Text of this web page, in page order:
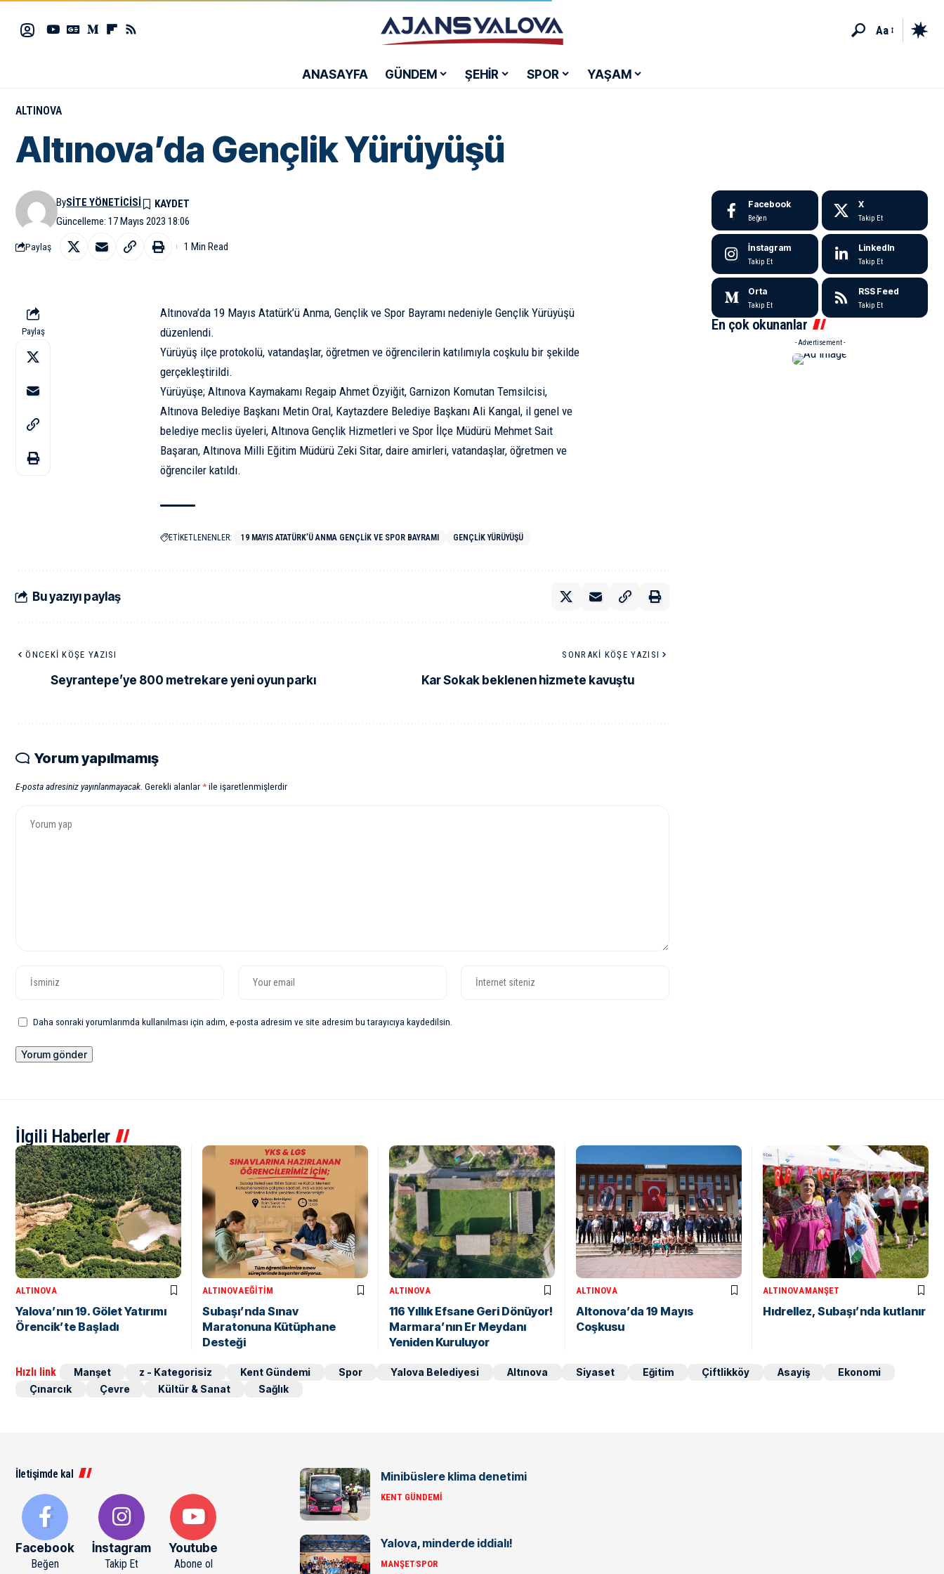
Aa
ANASAYFA GÜNDEM ŞEHİR SPOR YAŞAM
ALTINOVA
Altınova’da Gençlik Yürüyüşü
Güncelleme: 17 Mayıs 2023 18:06
BySITE YÖNETICISI
Paylaş 1 Min Read
Paylaş
Altınova’da 19 Mayıs Atatürk’ü Anma, Gençlik ve Spor Bayramı nedeniyle Gençlik Yürüyüşü
düzenlendi.
Yürüyüş ilçe protokolü, vatandaşlar, öğretmen ve öğrencilerin katılımıyla coşkulu bir şekilde
gerçekleştirildi.
Yürüyüşe; Altınova Kaymakamı Regaip Ahmet Özyiğit, Garnizon Komutan Temsilcisi,
Altınova Belediye Başkanı Metin Oral, Kaytazdere Belediye Başkanı Ali Kangal, il genel ve
belediye meclis üyeleri, Altınova Gençlik Hizmetleri ve Spor İlçe Müdürü Mehmet Sait
Başaran, Altınova Milli Eğitim Müdürü Zeki Sitar, daire amirleri, vatandaşlar, öğretmen ve
öğrenciler katıldı.
ETİKETLENENLER: 19 MAYIS ATATÜRK’Ü ANMA GENÇLIK VE SPOR BAYRAMI GENÇLIK YÜRÜYÜŞÜ
Bu yazıyı paylaş
ÖNCEKI KÖŞE YAZISI
Seyrantepe’ye 800 metrekare yeni oyun parkı
SONRAKI KÖŞE YAZISI
Kar Sokak beklenen hizmete kavuştu
Yorum yapılmamış
E-posta adresiniz yayınlanmayacak. Gerekli alanlar*ile işaretlenmişlerdir
Daha sonraki yorumlarımda kullanılması için adım, e-posta adresim ve site adresim bu tarayıcıya kaydedilsin.
Facebook
Beğen
X
Takip Et
İnstagram
Takip Et
LinkedIn
Takip Et
Orta
Takip Et
RSS Feed
Takip Et
En çok okunanlar
- Advertisement -
İlgili Haberler
ALTINOVA
Yalova’nın 19. Gölet Yatırımı
Örencik’te Başladı
ALTINOVAEĞITIM
Subaşı’nda Sınav
Maratonuna Kütüphane
Desteği
ALTINOVA
116 Yıllık Efsane Geri Dönüyor!
Marmara’nın Er Meydanı
Yeniden Kuruluyor
ALTINOVA
Altonova’da 19 Mayıs
Coşkusu
ALTINOVAMANŞET
Hıdrellez, Subaşı’nda kutlanır
Hızlı link Manşet z - Kategorisiz Kent Gündemi Spor Yalova Belediyesi Altınova Siyaset Eğitim Çiftlikköy Asayiş
Ekonomi
Çınarcık
Çevre Kültür & Sanat Sağlık
İletişimde kal
Facebook
Beğen
İnstagram
Takip Et
Youtube
Abone ol
Minibüslere klima denetimi
KENT GÜNDEMI
Yalova, minderde iddialı!
MANŞETSPOR